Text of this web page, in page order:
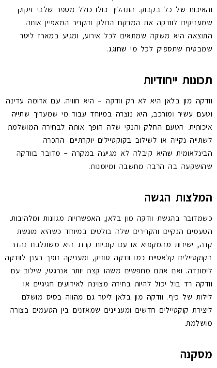
והאיכות של כל בקבוק. התהליך כולו כולל מספר שלבי זיקוק
שמעניקים לוודקה את המרקם החלק והקריר המאפיין אותה.
התוצאה היא משקה שמתאים לכל אירוע, ומגיע במארז ליטר
שמבטיח שתספיק לכל מי שחוגג.
תכונות ייחודיות
וודקה מון בלאן היא לא רק וודקה – היא חוויה. עם ארומה עדינה
וטעם עשיר ומורכב, היא נוצרה במיוחד עבור מי שמעריך שתייה
איכותית. הטעם החלק והנקי שלה הופך אותה לבחירה המושלמת
לשתייה נקייה או לשילוב בקוקטיילים יוקרתיים. ההכרה
הבינלאומית שהיא קיבלה לא מגיעה במקרה – מדובר בוודקה
שהושקעה בה הרבה מחשבה ומיומנות.
המלצות הגשה
כשמדובר בהגשת וודקה מון בלאן, האפשרויות מגוונות ומלהיבות.
הטעמים הנקיים והקרירים שלה בולטים במיוחד כשהיא מוגשת
קרה, ישירות מהמקפיא או עם קוביות קרח. היא משתלבת נהדר
בקוקטיילים קלאסיים כמו וודקה טוניק, ומעניקה נופך רענן לוודקה
לימונדה. ואם אתם מחפשים משהו קצת יותר אנרגטי, שילוב עם
וודקה רד בול יכול להיות בחירה מצוינת לאירועים חגיגיים או
לילות של כיף. וודקה מון בלאן ליטר גם מהווה בסיס מושלם
ליצירת קוקטיילים חדשים ומעניינים שמאזנים בין הטעמים בצורה
מושלמת.
מסקנה